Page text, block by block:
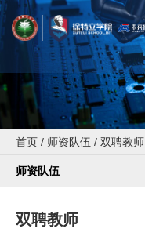
首页 / 师资队伍 / 双聘教师
师资队伍
双聘教师